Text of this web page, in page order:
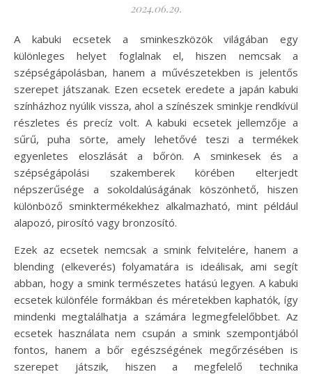
2024.06.29.
A kabuki ecsetek a sminkeszközök világában egy
különleges helyet foglalnak el, hiszen nemcsak a
szépségápolásban, hanem a művészetekben is jelentős
szerepet játszanak. Ezen ecsetek eredete a japán kabuki
színházhoz nyúlik vissza, ahol a színészek sminkje rendkívül
részletes és precíz volt. A kabuki ecsetek jellemzője a
sűrű, puha sörte, amely lehetővé teszi a termékek
egyenletes eloszlását a bőrön. A sminkesek és a
szépségápolási szakemberek körében elterjedt
népszerűsége a sokoldalúságának köszönhető, hiszen
különböző sminktermékekhez alkalmazható, mint például
alapozó, pirosító vagy bronzosító.
Ezek az ecsetek nemcsak a smink felvitelére, hanem a
blending (elkeverés) folyamatára is ideálisak, ami segít
abban, hogy a smink természetes hatású legyen. A kabuki
ecsetek különféle formákban és méretekben kaphatók, így
mindenki megtalálhatja a számára legmegfelelőbbet. Az
ecsetek használata nem csupán a smink szempontjából
fontos, hanem a bőr egészségének megőrzésében is
szerepet játszik, hiszen a megfelelő technika